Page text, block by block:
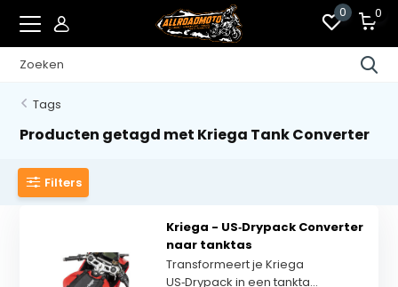
0 0
Tags
Producten getagd met Kriega Tank Converter
Filters
Kriega - US‑Drypack Converter
naar tanktas
Transformeert je Kriega
US‑Drypack in een tankta...